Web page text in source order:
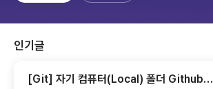
인기글
[Git] 자기 컴퓨터(Local) 폴더 Github에